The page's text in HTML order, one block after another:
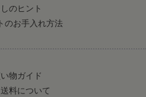
のヒント
のお手入れ方法
物ガイド
料について